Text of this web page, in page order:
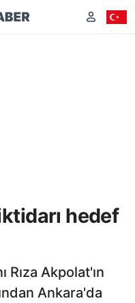
hedef
Rıza Akpolat'ın
Ankara'da